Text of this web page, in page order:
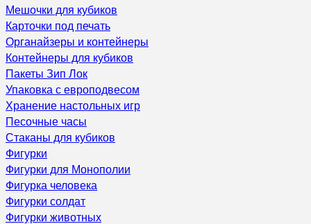
Мешочки для кубиков
Карточки под печать
Органайзеры и контейнеры
Контейнеры для кубиков
Пакеты Зип Лок
Упаковка с европодвесом
Хранение настольных игр
Песочные часы
Стаканы для кубиков
Фигурки
Фигурки для Монополии
Фигурка человека
Фигурки солдат
Фигурки животных